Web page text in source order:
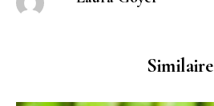
Similaire